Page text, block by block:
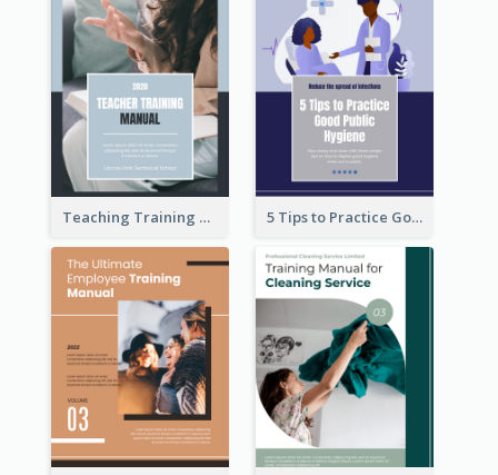
Teaching Training Manual 5 Tips to Practice Good Public Hygiene